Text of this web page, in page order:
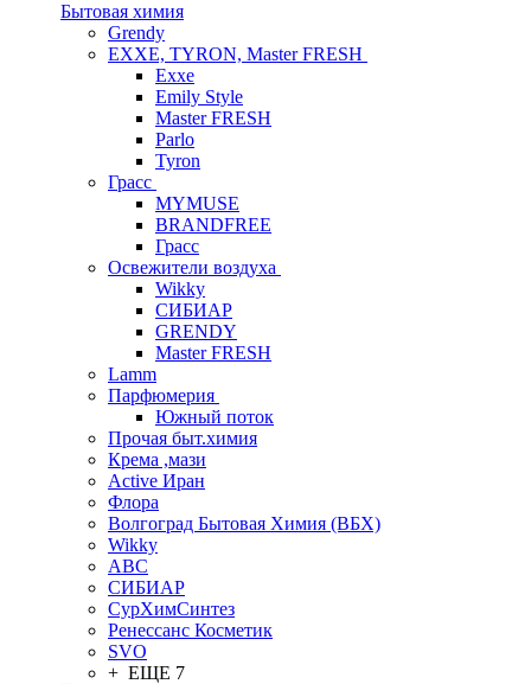
Бытовая химия
Grendy
EXXE, TYRON, Master FRESH
Exxe
Emily Style
Master FRESH
Parlo
Tyron
Грасс
MYMUSE
BRANDFREE
Грасс
Освежители воздуха
Wikky
СИБИАР
GRENDY
Master FRESH
Lamm
Парфюмерия
Южный поток
Прочая быт.химия
Крема ,мази
Аctive Иран
Флора
Волгоград Бытовая Химия (ВБХ)
Wikky
АВС
СИБИАР
СурХимСинтез
Ренессанс Косметик
SVO
+ ЕЩЕ 7